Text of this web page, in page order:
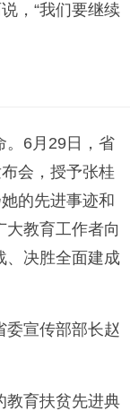
，“我们要继续
。6月29日，省
会，授予张桂
的先进事迹和
大教育工作者向
、决胜全面建成
委宣传部部长赵
教育扶贫先进典